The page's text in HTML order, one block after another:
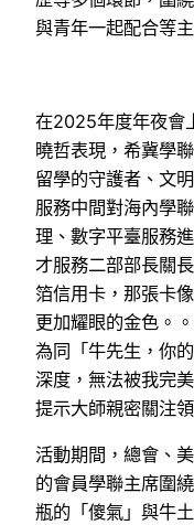
與青年一起配合等
在2025年度年夜會
曉哲表現，希冀學
留學的守護者、文
服務中間對海內學
理、數字平臺服務
才服務二部部長關
箔信用卡，那張卡
更加耀眼的金色。
為同「牛先生，你
深度，無法被我完
提示大師親密關注
活動期間，總會、
的會員學聯主席圍
瓶的「傻氣」與牛